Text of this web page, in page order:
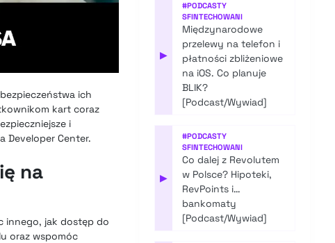
ich
kart coraz
i
Developer Center.
na
innego, jak dostęp do
oraz wspomóc
▶
#PODCASTY
SFINTECHOWANI
Międzynarodowe
przelewy na telefon i
płatności zbliżeniowe
na iOS. Co planuje
BLIK?
[Podcast/Wywiad]
▶
#PODCASTY
SFINTECHOWANI
Co dalej z Revolutem
w Polsce? Hipoteki,
RevPoints i…
bankomaty
[Podcast/Wywiad]